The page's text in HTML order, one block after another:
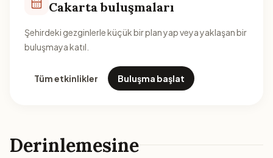
Derinlemesine
Cakarta buluşmaları
Şehirdeki gezginlerle küçük bir plan yap veya yaklaşan bir
buluşmaya katıl.
Tüm etkinlikler Buluşma başlat